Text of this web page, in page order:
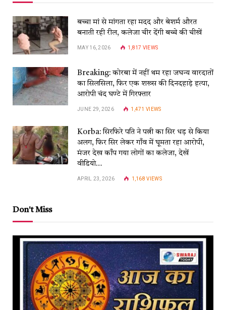
बच्चा मां से मांगता रहा मदद और बेशर्म औरत
बनाती रही रील, कलेजा चीर देंगी बच्चे की चीखें
MAY 16, 2026 1,817 VIEWS
Breaking: कोरबा में नहीं थम रहा जघन्य वारदातों
का सिलसिला, फिर एक शख्स की दिनदहाड़े हत्या,
आरोपी चंद घण्टे में गिरफ्तार
JUNE 29, 2026 1,471VIEWS
Korba: सिरफिरे पति ने पत्नी का सिर धड़ से किया
अलग, फिर सिर लेकर गाँव में घूमता रहा आरोपी,
मंजर देख काँप गया लोगों का कलेजा, देखें
वीडियो…
APRIL 23, 2026 1,168VIEWS
Don't Miss